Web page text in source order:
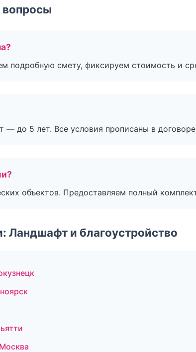
вопросы
подробную смету, фиксируем стоимость и
— до 5 лет. Все условия прописаны в
объектов. Предоставляем полный
Ландшафт и благоустройство